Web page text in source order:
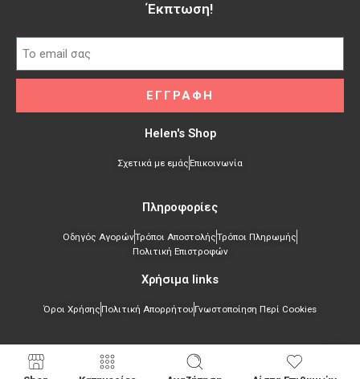
Έκπτωση!​
ΕΓΓΡΑΦΗ
Helen's Shop
Σχετικά με εμάς Επικοινωνία
Πληροφορίες
Οδηγός ΑγορώνΤρόποι ΑποστολήςΤρόποι Πληρωμής
Πολιτική Επιστροφών
Χρήσιμα links​
Όροι Χρήσης Πολιτική Απορρήτου Γνωστοποίηση Περί Cookies
Copyright&copy Helen's Shop 2023 Mε επιφύλαξη παντός νόμιμου δικαιώματος.